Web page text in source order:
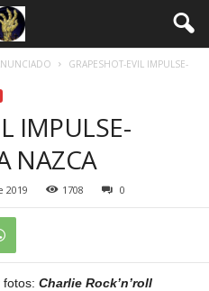
GRAPESHOT-EVIL IMPULSE-
IMPULSE-
NAZCA
2019 1708 0
Charlie Rock’n’roll